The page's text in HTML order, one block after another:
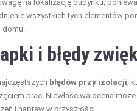
na lokalizację budynku,
wszystkich tych elementów
domu.
i błędy
błędów przy izolacji,
prac. Niewłaściwa ocena
i napraw w przyszłości.